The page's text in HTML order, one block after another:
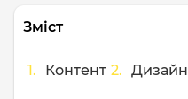
Зміст
Контент Дизайн